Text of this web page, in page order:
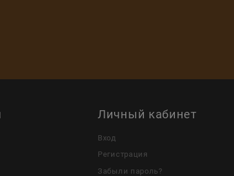
Личный кабинет
Вход
Регистрация
Забыли пароль?